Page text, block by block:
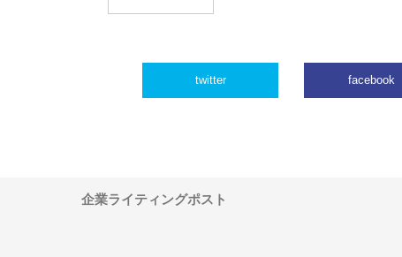
twitter facebook
企業ライティングポスト